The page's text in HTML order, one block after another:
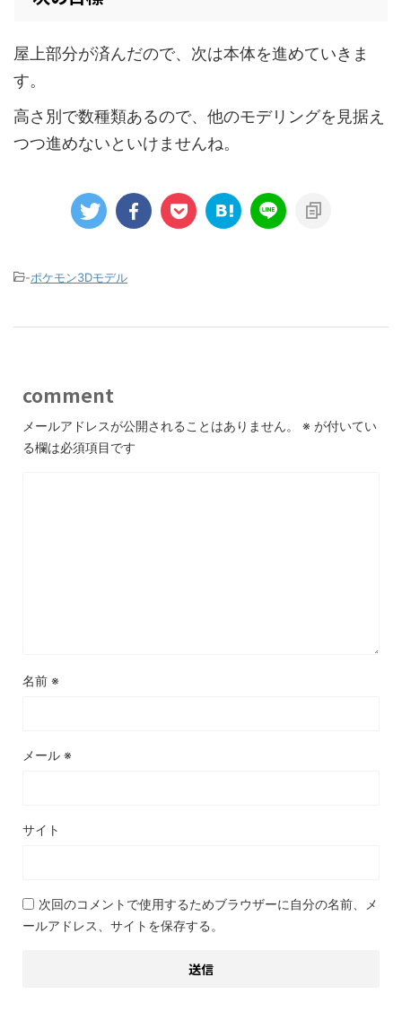
屋上部分が済んだので、次は本体を進めていきま
す。
高さ別で数種類あるので、他のモデリングを見据え
つつ進めないといけませんね。
-ポケモン3Dモデル
comment
メールアドレスが公開されることはありません。 ※ が付いてい
る欄は必須項目です
名前 ※
メール ※
サイト
次回のコメントで使用するためブラウザーに自分の名前、メ
ールアドレス、サイトを保存する。